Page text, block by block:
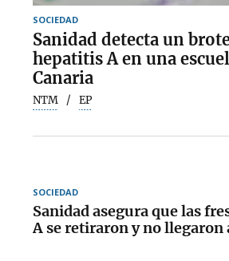
SOCIEDAD
Sanidad detecta un
hepatitis A en una
Canaria
NTM EP
SOCIEDAD
Sanidad asegura que las
A se retiraron y no